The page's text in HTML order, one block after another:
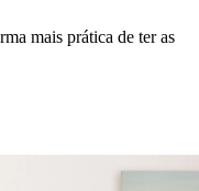
mais prática de ter as